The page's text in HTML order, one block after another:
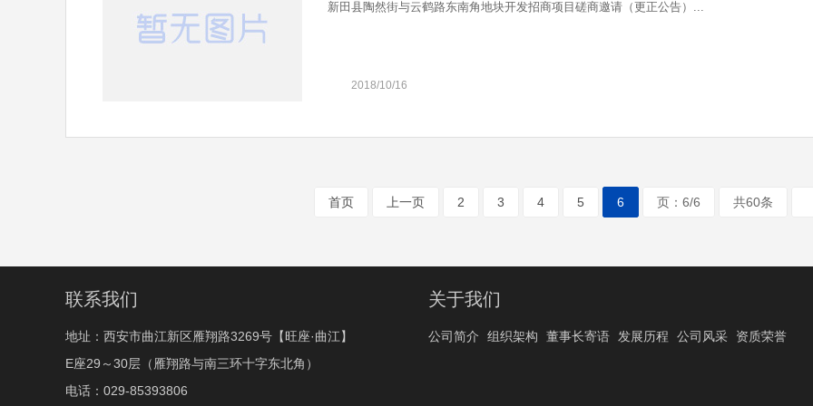
新田县陶然街与云鹤路东南角地块开发招商项目磋商邀请（更正公告）...
2018/10/16
首页 上一页 2 3 4 5 6 页：6/6 共60条
联系我们
地址：西安市曲江新区雁翔路3269号【旺座·曲江】
E座29～30层（雁翔路与南三环十字东北角）
电话：029-85393806
关于我们
公司简介 组织架构 董事长寄语 发展历程 公司风采 资质荣誉